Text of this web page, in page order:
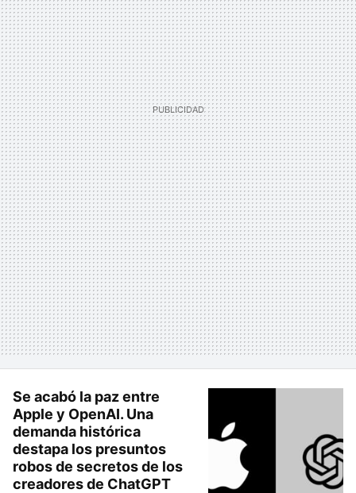
Se acabó la paz entre
Apple y OpenAI. Una
demanda histórica
destapa los presuntos
robos de secretos de los
creadores de ChatGPT